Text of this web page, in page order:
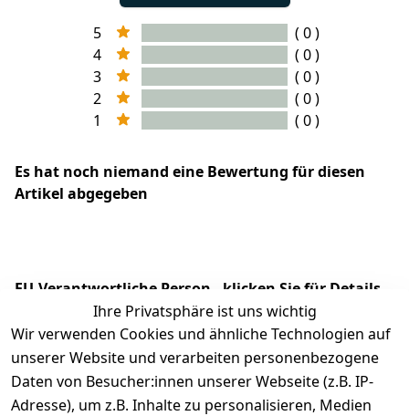
5
( 0 )
4
( 0 )
3
( 0 )
2
( 0 )
1
( 0 )
Es hat noch niemand eine Bewertung für diesen
Artikel abgegeben
EU-Verantwortliche Person - klicken Sie für Details
Ihre Privatsphäre ist uns wichtig
Wir verwenden Cookies und ähnliche Technologien auf
unserer Website und verarbeiten personenbezogene
Daten von Besucher:innen unserer Webseite (z.B. IP-
Adresse), um z.B. Inhalte zu personalisieren, Medien